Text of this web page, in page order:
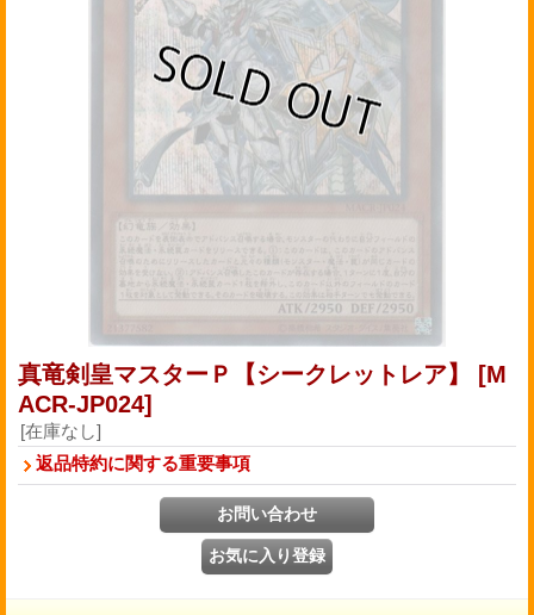
真竜剣皇マスターＰ【シークレットレア】
[M
ACR-JP024]
[在庫なし]
返品特約に関する重要事項